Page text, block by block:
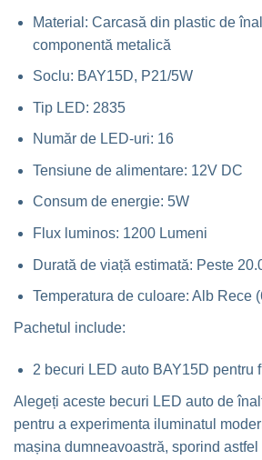
Material: Carcasă din plastic de
componentă metalică
Soclu: BAY15D, P21/5W
Tip LED: 2835
Număr de LED-uri: 16
Tensiune de alimentare: 12V DC
Consum de energie: 5W
Flux luminos: 1200 Lumeni
Durată de viață estimată: Peste
Temperatura de culoare: Alb Rece
Pachetul include:
2 becuri LED auto BAY15D pentru
Alegeți aceste becuri LED auto de
pentru a experimenta iluminatul
mașina dumneavoastră, sporind